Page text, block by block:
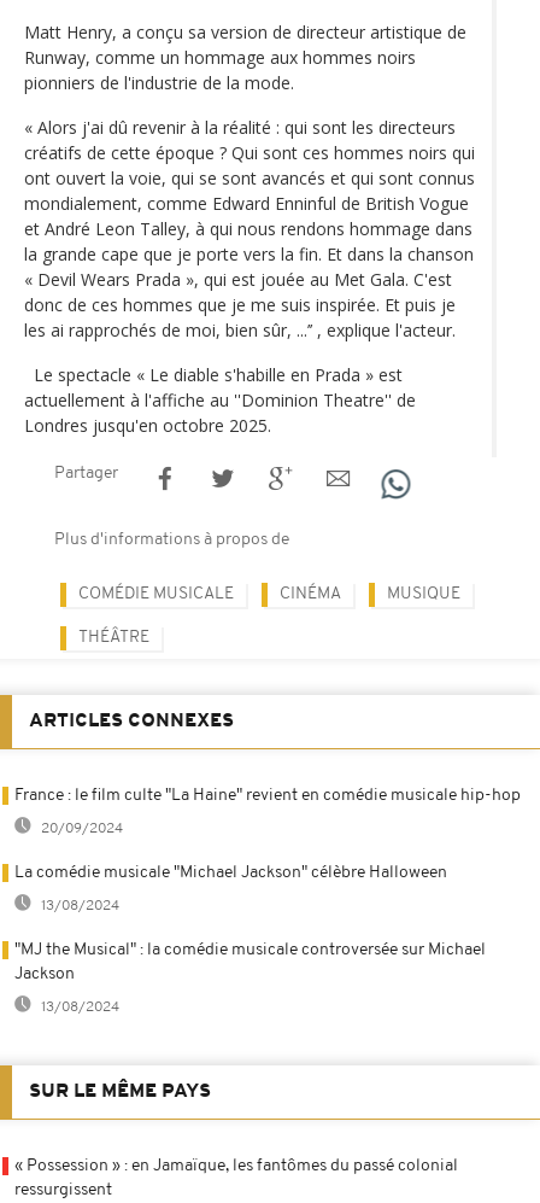
Matt Henry, a conçu sa version de directeur artistique de
Runway, comme un hommage aux hommes noirs
pionniers de l'industrie de la mode.
« Alors j'ai dû revenir à la réalité : qui sont les directeurs
créatifs de cette époque ? Qui sont ces hommes noirs qui
ont ouvert la voie, qui se sont avancés et qui sont connus
mondialement, comme Edward Enninful de British Vogue
et André Leon Talley, à qui nous rendons hommage dans
la grande cape que je porte vers la fin. Et dans la chanson
« Devil Wears Prada », qui est jouée au Met Gala. C'est
donc de ces hommes que je me suis inspirée. Et puis je
les ai rapprochés de moi, bien sûr, ...’’ , explique l'acteur.
Le spectacle « Le diable s'habille en Prada » est
actuellement à l'affiche au ''Dominion Theatre'' de
Londres jusqu'en octobre 2025.
Partager
Plus d'informations à propos de
COMÉDIE MUSICALE CINÉMA MUSIQUE
THÉÂTRE
ARTICLES CONNEXES
France : le film culte "La Haine" revient en comédie musicale hip-hop
20/09/2024
La comédie musicale "Michael Jackson" célèbre Halloween
13/08/2024
"MJ the Musical" : la comédie musicale controversée sur Michael
Jackson
13/08/2024
SUR LE MÊME PAYS
« Possession » : en Jamaïque, les fantômes du passé colonial
ressurgissent